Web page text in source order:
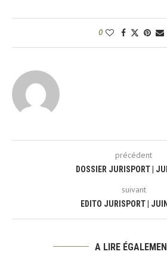
0
précédent
DOSSIER JURISPORT |
suivant
EDITO JURISPORT |
A LIRE